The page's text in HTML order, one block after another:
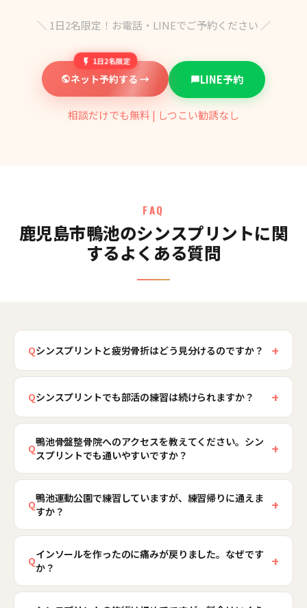
＼ 1日2名限定！お電話・LINEでご予約ください ／
1日2名限定
ネット予約する → LINE予約
相談だけでも無料 | しつこい勧誘なし
FAQ
鹿児島市鴨池のシンスプリントに関
するよくある質問
Qシンスプリントと疲労骨折はどう見分けるのですか？ +
シンスプリントはすねの内側の広い範囲（10cm前
後）に沿って痛むのに対し、疲労骨折は指1〜2本
分の狭い範囲に鋭い圧痛が限局し、夜間や安静時
断は禁物で、確定にはレントゲンやMRIなどの画
関をご案内しますので、迷ったらまずご相談くだ
さい。
Qシンスプリントでも部活の練習は続けられますか？ +
症状の段階によります。走行中も痛みが続く段階
では一時的に走る量を大きく減らす必要がありま
すが、初期であれば距離やペース、路面を調整し
ながら継続できるケースが多くあります。当院で
は検査結果をもとに「今の状態で可能な練習」を
具体的に提示し、大会日程から逆算した復帰プラ
ンを立てます。痛みを隠して走り続けると疲労骨
折に進行する恐れがあるため、早めに状態を確認
しましょう。
Q鴨池骨盤整骨院へのアクセスを教えてください。シン
スプリントでも通いやすいですか？
+
当院は鹿児島市鴨池1丁目29-7 佐多ビル1階、鹿児
島市電・鴨池電停から徒歩約3分の場所にありま
す。市バス・南国交通バス「鴨池」停留所からも
徒歩圏内、鴨池港（垂水フェリー乗り場）からは
徒歩・タクシーで約10分です。通勤・通学の動線
上で通いやすく、シンスプリントの症状がつらい
方も無理なくお越しいただけます。道順が不安な
Q鴨池運動公園で練習していますが、練習帰りに通えま
すか？
+
はい、通っていただきやすい立地です。当院は鹿
児島市鴨池1丁目29-7 佐多ビル1階、鴨池電停から
徒歩約3分にあり、鴨池運動公園エリアからも近
く、部活動や陸上教室、社会人チームの練習帰り
Qインソールを作ったのに痛みが戻りました。なぜです
か？
+
インソールは足部のアライメントを補助する有効